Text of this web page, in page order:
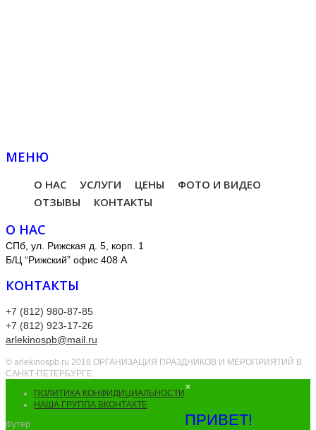
МЕНЮ
О НАС УСЛУГИ ЦЕНЫ
ФОТО И ВИДЕО
ОТЗЫВЫ
КОНТАКТЫ
О НАС
СПб, ул. Рижская д. 5, корп. 1
Б/Ц “Рижский” офис 408 А
КОНТАКТЫ
+7 (812) 980-87-85
+7 (812) 923-17-26
arlekinospb@mail.ru
© arlekinospb.ru 2018 ОРГАНИЗАЦИЯ ПРАЗДНИКОВ И МЕРОПРИЯТИЙ В
САНКТ-ПЕТЕРБУРГЕ.
ПОЛИТИКА КОНФИДИЦИАЛЬНОСТИ
НАША ГРУППА ВКОНТАКТЕ
Футер
×
ПРИВЕТ!